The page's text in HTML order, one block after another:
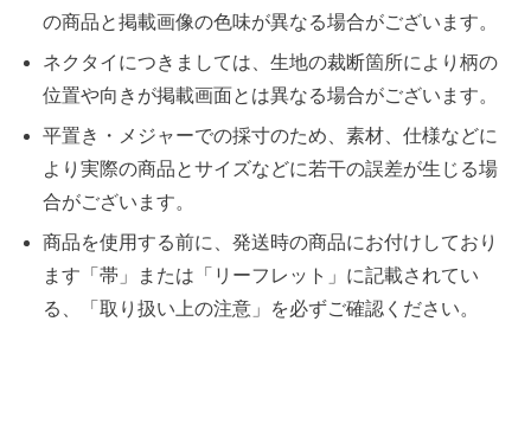
の商品と掲載画像の色味が異なる場合がございます。
ネクタイにつきましては、生地の裁断箇所により柄の
位置や向きが掲載画面とは異なる場合がございます。
平置き・メジャーでの採寸のため、素材、仕様などに
より実際の商品とサイズなどに若干の誤差が生じる場
合がございます。
商品を使用する前に、発送時の商品にお付けしており
ます「帯」または「リーフレット」に記載されてい
る、「取り扱い上の注意」を必ずご確認ください。